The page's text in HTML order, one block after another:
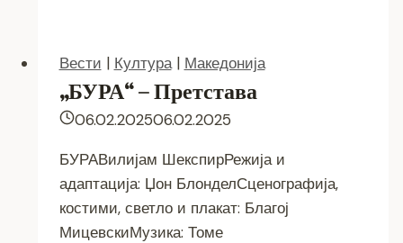
Вести | Култура| Македонија
„БУРА“ – Претстава
06.02.202506.02.2025
БУРАВилијам ШекспирРежија и
адаптација: Џон БлонделСценографија,
костими, светло и плакат: Благој
МицевскиМузика: Томе